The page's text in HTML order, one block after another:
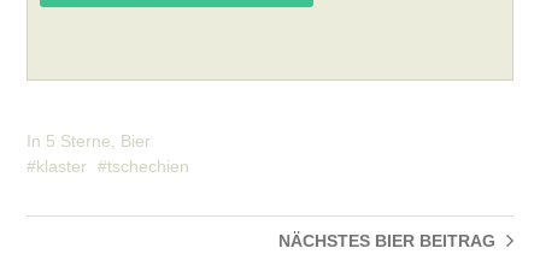
In 5 Sterne
Bier
klaster
tschechien
NÄCHSTES BIERBEITRAG